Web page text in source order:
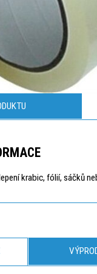
krabic, fólií, sáčků